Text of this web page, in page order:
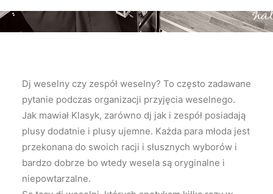
Dj weselny czy zespół weselny? To często zadawane
pytanie podczas organizacji przyjęcia weselnego.
Jak mawiał Klasyk, zarówno dj jak i zespół posiadają
plusy dodatnie i plusy ujemne. Każda para młoda jest
przekonana do swoich racji i słusznych wyborów i
bardzo dobrze bo wtedy wesela są oryginalne i
niepowtarzalne.